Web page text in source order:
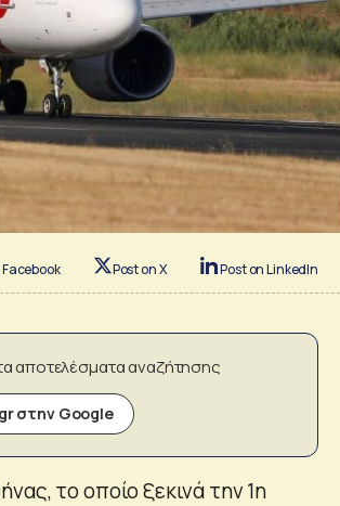
Post on X Post on LinkedIn
αποτελέσματα αναζήτησης
στην Google
το οποίο ξεκινά την 1η